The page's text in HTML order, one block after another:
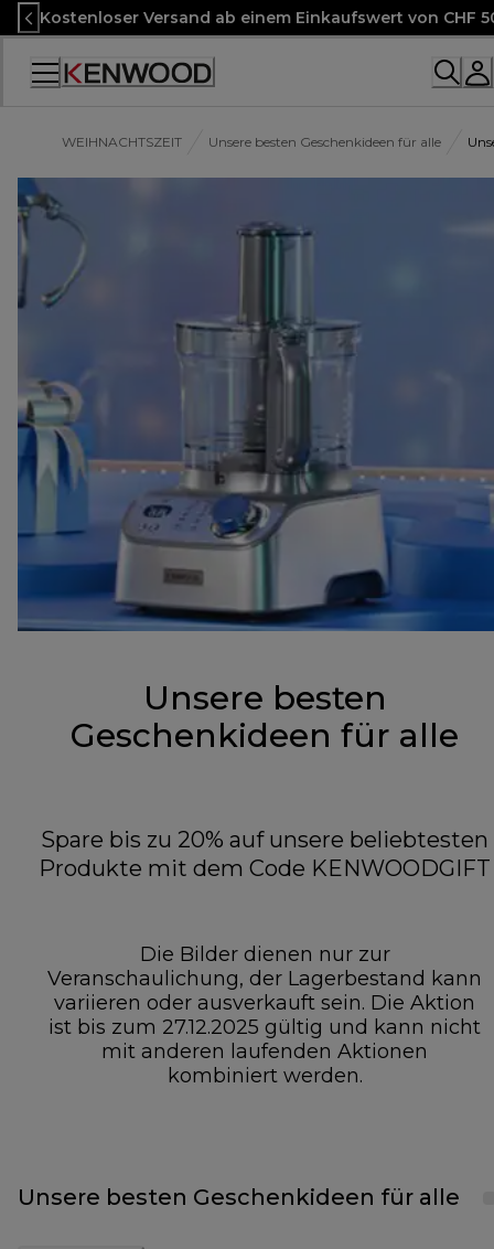
Skip
to
Content
Kostenloser Versand ab einem Einkaufswert von CHF
Accessibility
WEIHNACHTSZEIT Unsere besten Geschenkideen für alle
Unsere besten
Geschenkideen für alle
Spare bis zu 20% auf unsere beliebtesten
Produkte mit dem Code KENWOODGIFT
Die Bilder dienen nur zur
Veranschaulichung, der Lagerbestand kann
variieren oder ausverkauft sein. Die Aktion
ist bis zum 27.12.2025 gültig und kann nicht
mit anderen laufenden Aktionen
kombiniert werden.
Unsere besten Geschenkideen für alle